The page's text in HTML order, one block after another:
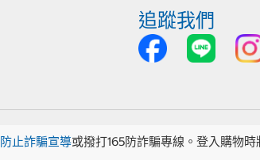
追蹤我們
防止詐騙宣導或撥打165防詐騙專線。登入購物時